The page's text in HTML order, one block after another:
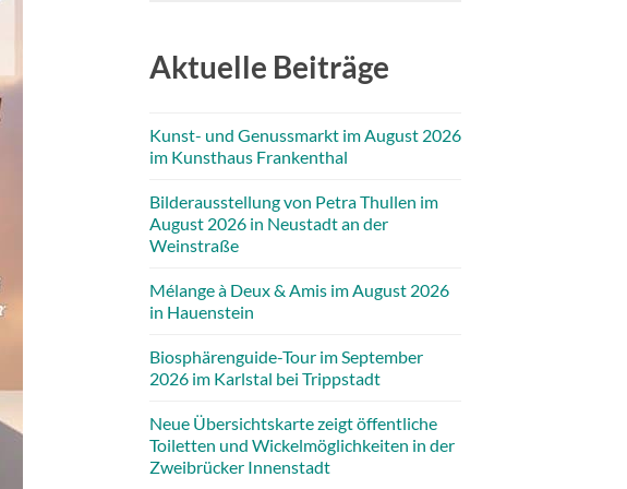
Aktuelle Beiträge
Kunst- und Genussmarkt im August 2026
im Kunsthaus Frankenthal
Bilderausstellung von Petra Thullen im
August 2026 in Neustadt an der
Weinstraße
Mélange à Deux & Amis im August 2026
in Hauenstein
Biosphärenguide-Tour im September
2026 im Karlstal bei Trippstadt
Neue Übersichtskarte zeigt öffentliche
Toiletten und Wickelmöglichkeiten in der
Zweibrücker Innenstadt